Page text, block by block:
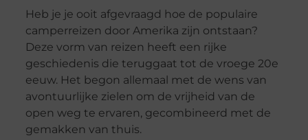
Heb je je ooit afgevraagd hoe de populaire
camperreizen door Amerika zijn ontstaan?
Deze vorm van reizen heeft een rijke
geschiedenis die teruggaat tot de vroege 20e
eeuw. Het begon allemaal met de wens van
avontuurlijke zielen om de vrijheid van de
open weg te ervaren, gecombineerd met de
gemakken van thuis.